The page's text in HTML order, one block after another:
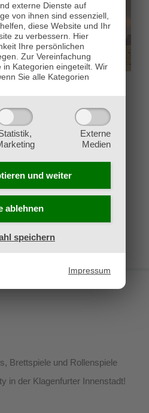
externe Dienste auf
von ihnen sind essenziell,
diese Website und Ihr
zu verbessern. Hier
Ihre persönlichen
Zur Vereinfachung
in Kategorien eingeteilt. Wir
Sie alle Kategorien
Externe
Medien
und weiter
ablehnen
speichern
Impressum
Legion „Episode 4 –
Der Lindwurm schlägt
zurück“
22. März 2023
Brettspiele und Rollenspiele
in der Klagenfurter Innenstadt!